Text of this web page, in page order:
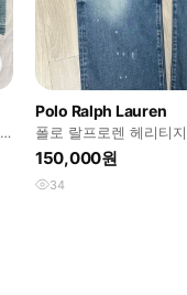
Polo Ralph Lauren
폴로 랄프로렌 헤리티
청바지
150,000원
34